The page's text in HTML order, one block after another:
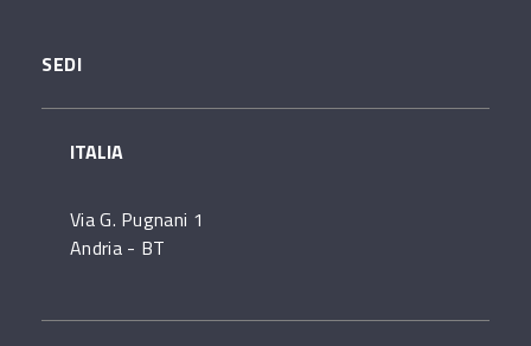
SEDI
ITALIA
Via G. Pugnani 1
Andria - BT